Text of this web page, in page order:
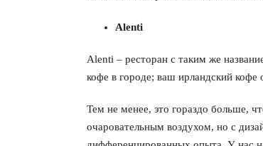
Alenti
Alenti – ресторан с таким же
кофе в городе; ваш ирландский кофе
Тем не менее, это гораздо больше,
очаровательным воздухом, но с